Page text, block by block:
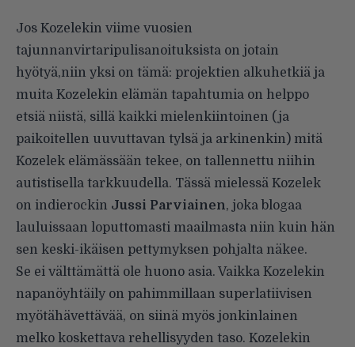
Jos Kozelekin viime vuosien
tajunnanvirtaripulisanoituksista on jotain
hyötyä,niin yksi on tämä: projektien alkuhetkiä ja
muita Kozelekin elämän tapahtumia on helppo
etsiä niistä, sillä kaikki mielenkiintoinen (ja
paikoitellen uuvuttavan tylsä ja arkinenkin) mitä
Kozelek elämässään tekee, on tallennettu niihin
autistisella tarkkuudella. Tässä mielessä Kozelek
on indierockin Jussi Parviainen, joka blogaa
lauluissaan loputtomasti maailmasta niin kuin hän
sen keski-ikäisen pettymyksen pohjalta näkee.
Se ei välttämättä ole huono asia. Vaikka Kozelekin
napanöyhtäily on pahimmillaan superlatiivisen
myötähävettävää, on siinä myös jonkinlainen
melko koskettava rehellisyyden taso. Kozelekin